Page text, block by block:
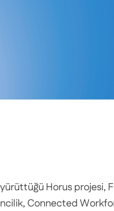
yürüttüğü Horus projesi,
Connected